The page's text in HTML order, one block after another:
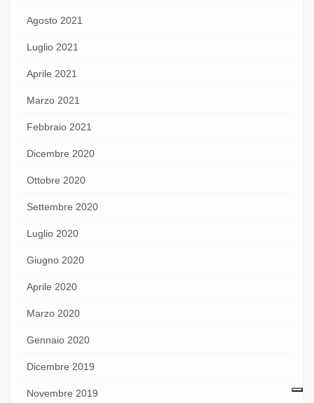
Agosto 2021
Luglio 2021
Aprile 2021
Marzo 2021
Febbraio 2021
Dicembre 2020
Ottobre 2020
Settembre 2020
Luglio 2020
Giugno 2020
Aprile 2020
Marzo 2020
Gennaio 2020
Dicembre 2019
Novembre 2019